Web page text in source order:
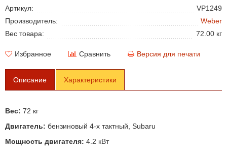
Артикул:
VP1249
Производитель:
Weber
Вес товара:
72.00 кг
Избранное Сравнить Версия для печати
Описание Характеристики
Вес: 72 кг
Двигатель: бензиновый 4-х тактный, Subaru
Мощность двигателя: 4.2 кВт